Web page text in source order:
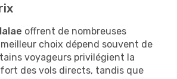
offrent de nombreuses
choix dépend souvent de
voyageurs privilégient la
des vols directs, tandis que